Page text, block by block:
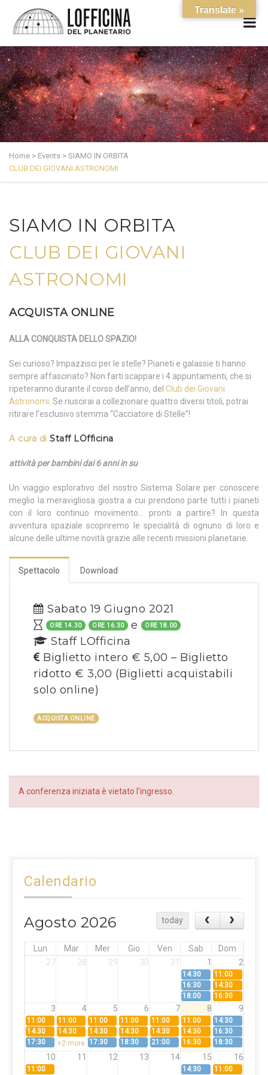
Home > Events > SIAMO IN ORBITA
CLUB DEI GIOVANI ASTRONOMI
SIAMO IN ORBITA
CLUB DEI GIOVANI
ASTRONOMI
ACQUISTA ONLINE
ALLA CONQUISTA DELLO SPAZIO!
Sei curioso? Impazzisci per le stelle? Pianeti e galassie ti hanno
sempre affascinato? Non farti scappare i 4 appuntamenti, che si
ripeteranno durante il corso dell’anno, del Club dei Giovani
Astronomi . Se riuscirai a collezionare quattro diversi titoli, potrai
ritirare l’esclusivo stemma “Cacciatore di Stelle”!
A cura di Staff LOfficina
attività per bambini dai 6 anni in su
Un viaggio esplorativo del nostro Sistema Solare per conoscere
meglio la meravigliosa giostra a cui prendono parte tutti i pianeti
con il loro continuo movimento… pronti a partire? In questa
avventura spaziale scopriremo le specialità di ognuno di loro e
alcune delle ultime novità grazie alle recenti missioni planetarie.
Spettacolo Download
Sabato 19 Giugno 2021
ORE 14.30 ORE 16.30 e ORE 18.00
Staff LOfficina
Biglietto intero € 5,00 – Biglietto
ridotto € 3,00 (Biglietti acquistabili
solo online)
ACQUISTA ONLINE
A conferenza iniziata è vietato l’ingresso.
Calendario
Agosto 2026 today
Lun Mar Mer Gio Ven Sab
Dom
27
28 29 30 31 1 2
14:30
11:00
16:30
14:30
18:00
16:30
3 4 5 6 7 8 9
11:00 11:00 11:00 11:00 11:00 11:00
14:30
14:30
14:30 14:30 14:30 14:30 14:30
16:30
17:30
+2 more 17:30 18:30 21:00 16:30 18:30
10 11 12 13 14 15 16
11:00 14:30 11:00
Translate »